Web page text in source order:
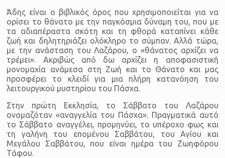
Άδης είναι ο βιβλικός όρος που χρησιμοποιείται για να
ορίσει το θάνατο με την παγκόσμια δύναμη του, που με
τα αδιαπέραστα σκότη και τη φθορά καταπίνει κάθε
ζωή και δηλητηριάζει ολόκληρο το σύμπαν. Αλλά τώρα,
με την ανάσταση του Λαζάρου, ο «θάνατος αρχίζει να
τρέμει». Ακριβώς από δω αρχίζει η αποφασιστική
μονομαχία ανάμεσα στη Ζωή και το Θάνατο και μας
προσφέρει το κλειδί για μια πλήρη κατανόηση του
λειτουργικού μυστηρίου του Πάσχα.
Στην πρώτη Εκκλησία, το Σάββατο του Λαζάρου
ονομαζόταν «αναγγελία του Πάσχα». Πραγματικά αυτό
το Σάββατο αναγγέλει, προμηνύει, το υπέροχο φως και
τη γαλήνη του επομένου Σαββάτου, του Αγίου και
Μεγάλου Σαββάτου, που είναι ημέρα του Ζωηφόρου
Τάφου.